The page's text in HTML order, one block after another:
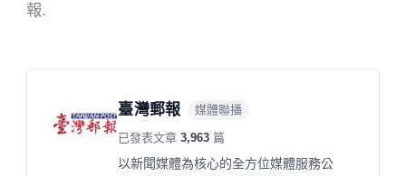
報.
臺灣郵報 媒體聯播
已發表文章3,963 篇
以新聞媒體為核心的全方位媒體服務公